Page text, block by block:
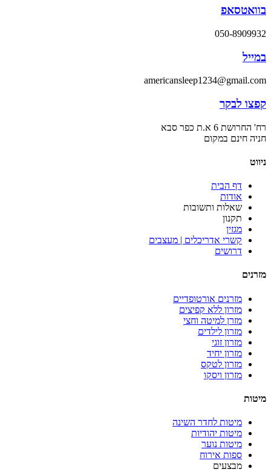
בוואטסאפ
050-8909932
במייל
americansleep1234@gmail.com
קפצו לבקר
רח' החרושת 6 א.ת כפר סבא
חניה חינם במקום
ניווט
דף הבית
אודות
שאלות ותשובות
תקנון
מגזין
קשרי אדריכלים | מעצבים
דרושים
מזרנים
מזרנים אורטופדיים
מזרון ללא קפיצים
מזרן למיטה וחצי
מזרון לילדים
מזרון זוגי
מזרון יחיד
מזרון לטקס
מזרון ויסקו
מיטות
מיטות לחדר השינה
מיטות יהודיות
מיטות נוער
ספות אירוח
מבצעים